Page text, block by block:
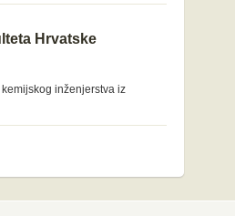
Hrvatske
inženjerstva iz